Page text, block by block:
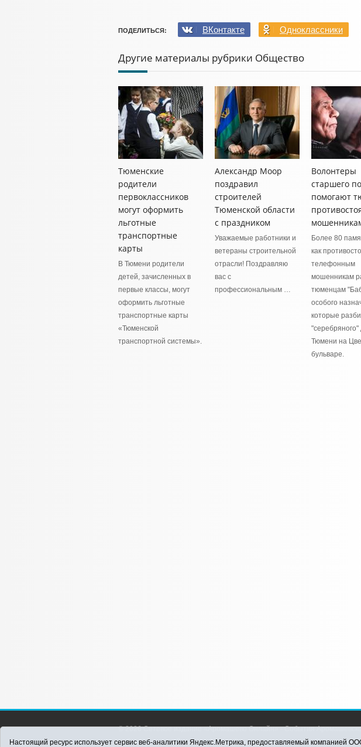
ПОДЕЛИТЬСЯ: ВКонтакте Одноклассники
Другие материалы рубрики Общество
Тюменские
родители
первоклассников
могут оформить
льготные
транспортные
карты
В Тюмени родители
детей, зачисленных в
первые классы, могут
оформить льготные
транспортные карты
«Тюменской
транспортной системы».
Александр Моор
поздравил
строителей
Тюменской области
с праздником
Уважаемые работники и
ветераны строительной
отрасли! Поздравляю
вас с
профессиональным …
Волонтеры
старшего
помогают
Более 80
как
телефонным
мошенникам
тюменцам
особого
которые
"серебряного"
Тюмени на
бульваре.
© 2026 Сетевое издание «Аромашево Онлайн» - События
района. Для детей старше 16 лет. Все права защищены © При
Настоящий ресурс использует сервис веб-аналитики Яндекс.Метрика, предоставляемый компанией